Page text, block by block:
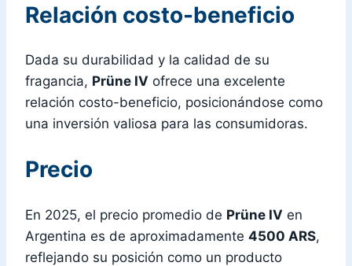
Relación costo-beneficio
Dada su durabilidad y la calidad de su
fragancia, Prüne IV ofrece una excelente
relación costo-beneficio, posicionándose como
una inversión valiosa para las consumidoras.
Precio
En 2025, el precio promedio de Prüne IV en
Argentina es de aproximadamente 4500 ARS,
reflejando su posición como un producto